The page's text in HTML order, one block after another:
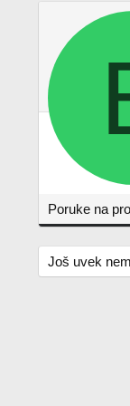
Poruke na
Još uvek